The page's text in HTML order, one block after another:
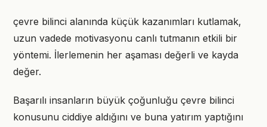
çevre bilinci alanında küçük kazanımları kutlamak,
uzun vadede motivasyonu canlı tutmanın etkili bir
yöntemi. İlerlemenin her aşaması değerli ve kayda
değer.
Başarılı insanların büyük çoğunluğu çevre bilinci
konusunu ciddiye aldığını ve buna yatırım yaptığını